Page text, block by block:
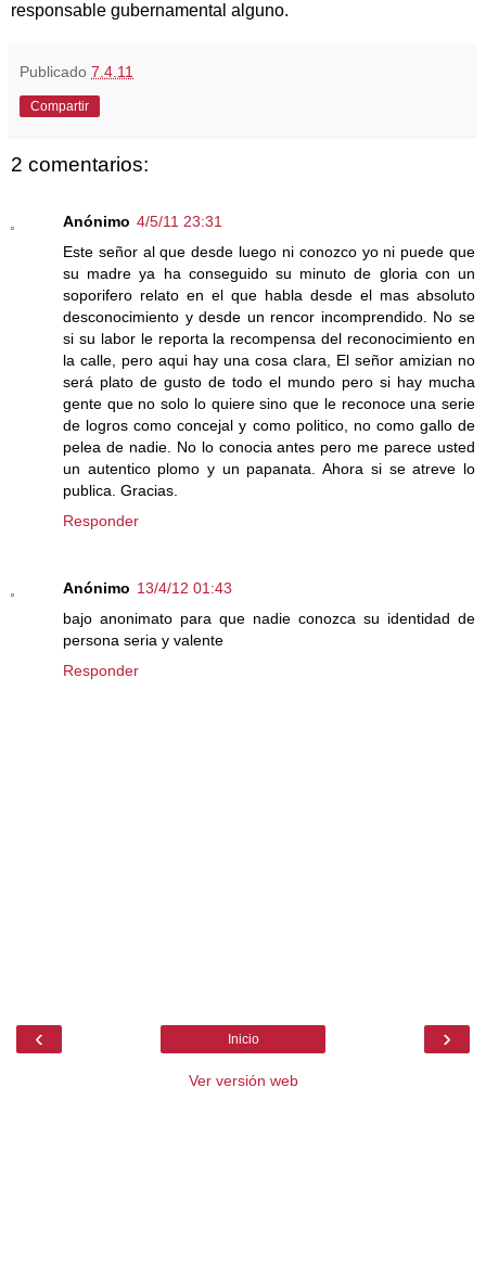
responsable gubernamental alguno.
Publicado 7.4.11
Compartir
2 comentarios:
Anónimo 4/5/11 23:31
Este señor al que desde luego ni conozco yo ni puede que
su madre ya ha conseguido su minuto de gloria con un
soporifero relato en el que habla desde el mas absoluto
desconocimiento y desde un rencor incomprendido. No se
si su labor le reporta la recompensa del reconocimiento en
la calle, pero aqui hay una cosa clara, El señor amizian no
será plato de gusto de todo el mundo pero si hay mucha
gente que no solo lo quiere sino que le reconoce una serie
de logros como concejal y como politico, no como gallo de
pelea de nadie. No lo conocia antes pero me parece usted
un autentico plomo y un papanata. Ahora si se atreve lo
publica. Gracias.
Responder
Anónimo 13/4/12 01:43
bajo anonimato para que nadie conozca su identidad de
persona seria y valente
Responder
‹ ›
Inicio
Ver versión web